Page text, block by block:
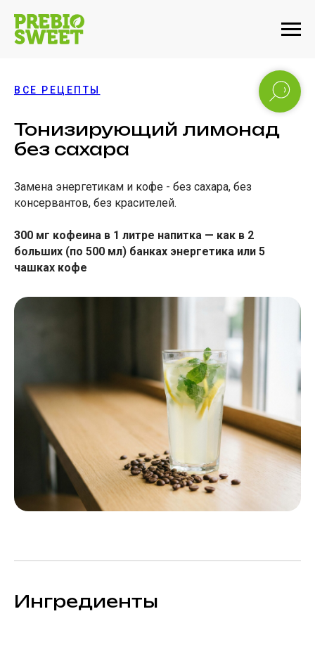
ВСЕ РЕЦЕПТЫ
Тонизирующий лимонад
без сахара
Замена энергетикам и кофе - без сахара, без
консервантов, без красителей.
300 мг кофеина в 1 литре напитка — как в 2
больших (по 500 мл) банках энергетика или 5
чашках кофе
Ингредиенты